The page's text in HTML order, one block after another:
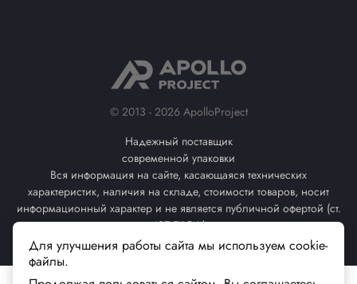
© 2013 - 2026 ApolloProject
Надежный поставщик
современной упаковки
Вся информация на сайте, касающаяся технических
характеристик, наличия на складе, стоимости товаров, носит
информационный характер и не является публичной офертой (ст.
437 ГК РФ)
Для улучшения работы сайта мы используем cookie-
файлы.